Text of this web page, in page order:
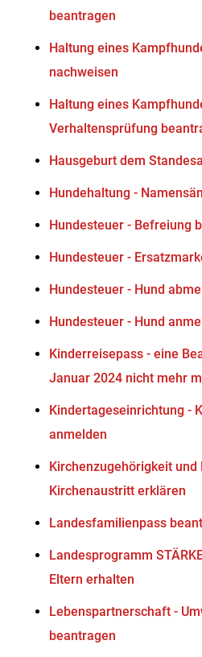
beantragen
Haltung eines
nachweisen
Haltung eines
Verhaltensprüfung
Hausgeburt dem
Hundehaltung -
Hundesteuer - Befreiung
Hundesteuer -
Hundesteuer - Hund
Hundesteuer - Hund
Kinderreisepass - eine
Januar 2024 nicht mehr
Kindertageseinrichtung -
anmelden
Kirchenzugehörigkeit und
Kirchenaustritt erklären
Landesfamilienpass
Landesprogramm
Eltern erhalten
Lebenspartnerschaft -
beantragen